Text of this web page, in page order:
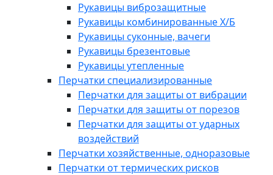
Рукавицы виброзащитные
Рукавицы комбинированные Х/Б
Рукавицы суконные, вачеги
Рукавицы брезентовые
Рукавицы утепленные
Перчатки специализированные
Перчатки для защиты от вибрации
Перчатки для защиты от порезов
Перчатки для защиты от ударных
воздействий
Перчатки хозяйственные, одноразовые
Перчатки от термических рисков